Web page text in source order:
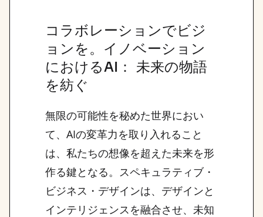
コラボレーションでビジ
ョンを。イノベーション
におけるAI： 未来の物語
を紡ぐ
無限の可能性を秘めた世界におい
て、AIの変革力を取り入れること
は、私たちの想像を超えた未来を形
作る鍵となる。スペキュラティブ・
ビジネス・デザインは、デザインと
インテリジェンスを融合させ、未知